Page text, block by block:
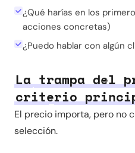
¿Qué harías en los
acciones concretas)
¿Puedo hablar con algún
La trampa del
criterio
El precio importa, pero no
selección.